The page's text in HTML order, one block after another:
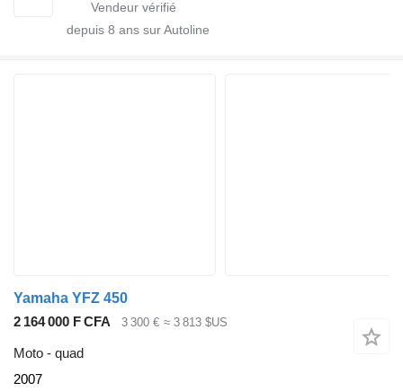
depuis 8 ans sur Autoline
Yamaha YFZ 450
2 164 000 F CFA
3 300 € ≈ 3 813 $US
Moto - quad
2007